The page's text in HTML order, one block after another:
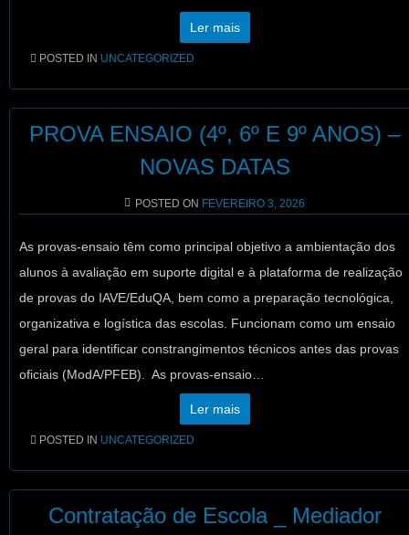
Ler mais
POSTED IN UNCATEGORIZED
PROVA ENSAIO (4º, 6º E 9º ANOS) –
NOVAS DATAS
POSTED ON FEVEREIRO 3, 2026
As provas-ensaio têm como principal objetivo a ambientação dos
alunos à avaliação em suporte digital e à plataforma de realização
de provas do IAVE/EduQA, bem como a preparação tecnológica,
organizativa e logística das escolas. Funcionam como um ensaio
geral para identificar constrangimentos técnicos antes das provas
oficiais (ModA/PFEB). As provas-ensaio…
Ler mais
POSTED IN UNCATEGORIZED
Contratação de Escola _ Mediador